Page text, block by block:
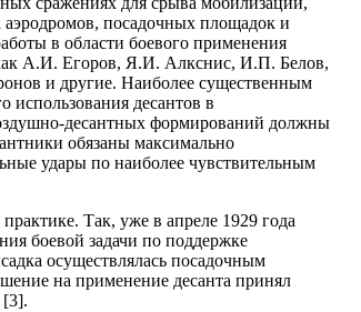
аэродромов, посадочных площадок и
в области боевого применения
А.И. Егоров, Я.И. Алкснис, И.П. Белов,
и другие. Наиболее существенным
использования десантов в
десантных формирований должны
обязаны максимально
удары по наиболее чувствительным
Так, уже в апреле 1929 года
боевой задачи по поддержке
осуществлялась посадочным
на применение десанта принял